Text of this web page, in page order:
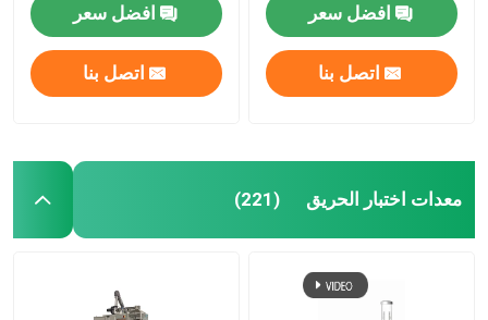
افضل سعر
اتصل بنا
افضل سعر
اتصل بنا
معدات اختبار الحريق (221)